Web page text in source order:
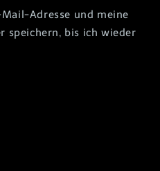
Adresse und meine
speichern, bis ich wieder